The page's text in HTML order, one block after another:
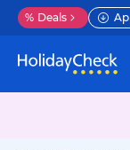
% Deals